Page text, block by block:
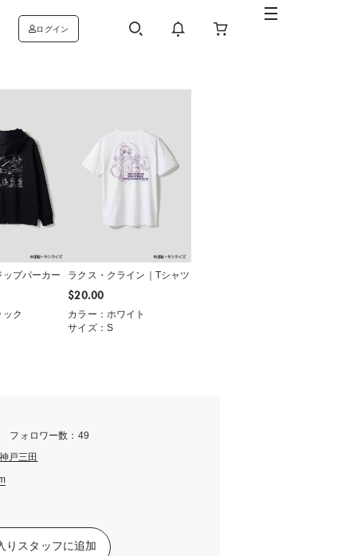
ログイン
プパーカー
ク
ラクス・クライン｜Tシャツ
$‌20.00
カラー：ホワイト
サイズ：S
フォロワー数：49
戸三田
りスタッフに追加